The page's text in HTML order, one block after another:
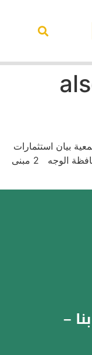
بيان استثمارات
الجمعية م بيان ملاحظة 1 قطعتي أرض بمحافظة الوجه 2 مبنى
–